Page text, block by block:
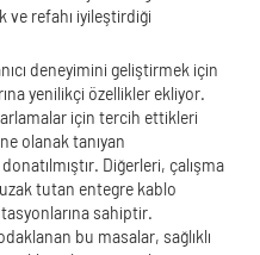
ve refahı iyileştirdiği
deneyimini geliştirmek için
yenilikçi özellikler ekliyor.
için tercih ettikleri
olanak tanıyan
Diğerleri, çalışma
uzak tutan entegre kablo
sahiptir.
bu masalar, sağlıklı